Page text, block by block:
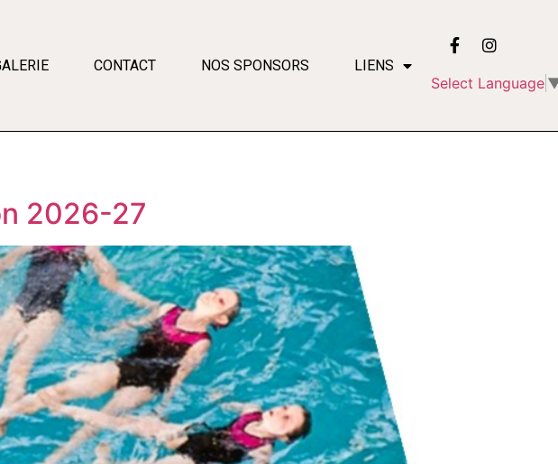
CONTACT NOS SPONSORS LIENS
Select Language
2026-27